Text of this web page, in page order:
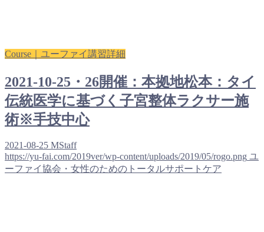
Course｜ユーファイ講習詳細
2021-10-25・26開催：本拠地松本：タイ
伝統医学に基づく子宮整体ラクサー施
術※手技中心
2021-08-25 MStaff
https://yu-fai.com/2019ver/wp-content/uploads/2019/05/rogo.png ユ
ーファイ協会・女性のためのトータルサポートケア